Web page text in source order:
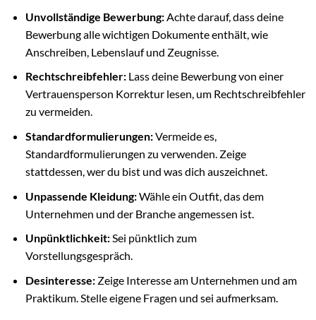
Unvollständige Bewerbung:Achte darauf, dass deine
Bewerbung alle wichtigen Dokumente enthält, wie
Anschreiben, Lebenslauf und Zeugnisse.
Rechtschreibfehler:Lass deine Bewerbung von einer
Vertrauensperson Korrektur lesen, um Rechtschreibfehler
zu vermeiden.
Standardformulierungen:Vermeide es,
Standardformulierungen zu verwenden. Zeige
stattdessen, wer du bist und was dich auszeichnet.
Unpassende Kleidung:Wähle ein Outfit, das dem
Unternehmen und der Branche angemessen ist.
Unpünktlichkeit:Sei pünktlich zum
Vorstellungsgespräch.
Desinteresse:Zeige Interesse am Unternehmen und am
Praktikum. Stelle eigene Fragen und sei aufmerksam.